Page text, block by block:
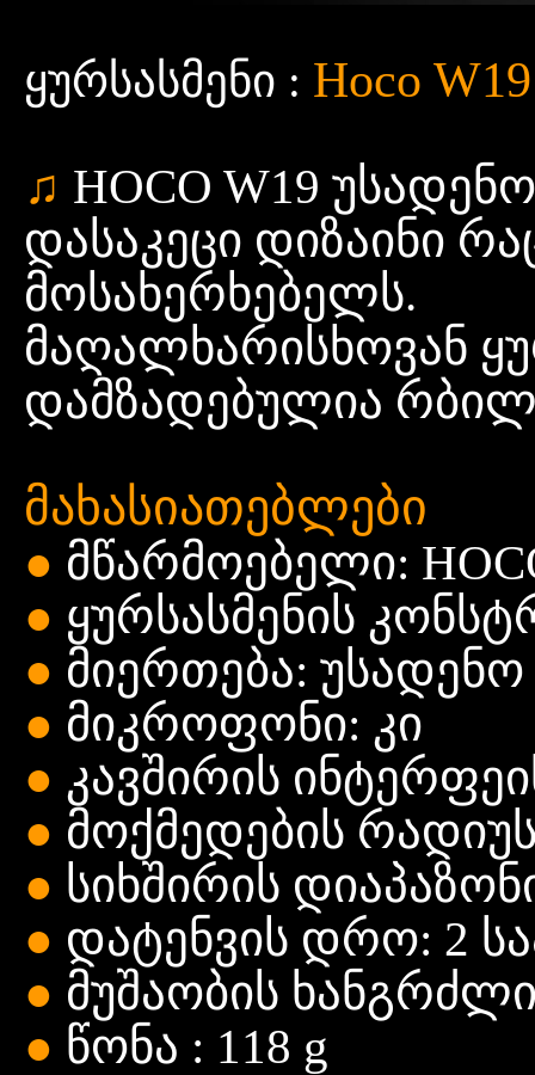
ყურსასმენი : Hoco
♫ HOCO W19
დასაკეცი დიზაინი
მოსახერხებელს.
მაღალხარისხოვან
დამზადებულია
მახასიათებლები
● მწარმოებელი:
● ყურსასმენის
● მიერთება: უსადენო
● მიკროფონი: კი
● კავშირის
● მოქმედების
● სიხშირის
● დატენვის დრო: 2
● მუშაობის
● წონა : 118 g